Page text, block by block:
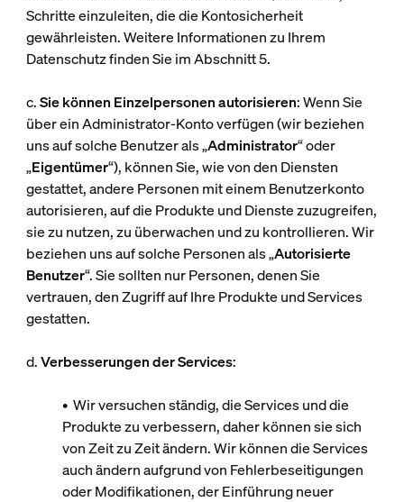
Schritte einzuleiten, die die Kontosicherheit
gewährleisten. Weitere Informationen zu Ihrem
Datenschutz finden Sie im Abschnitt 5.
c.Sie können Einzelpersonen autorisieren: Wenn Sie
über ein Administrator-Konto verfügen (wir beziehen
uns auf solche Benutzer als „Administrator“ oder
„Eigentümer“), können Sie, wie von den Diensten
gestattet, andere Personen mit einem Benutzerkonto
autorisieren, auf die Produkte und Dienste zuzugreifen,
sie zu nutzen, zu überwachen und zu kontrollieren. Wir
beziehen uns auf solche Personen als „Autorisierte
Benutzer“. Sie sollten nur Personen, denen Sie
vertrauen, den Zugriff auf Ihre Produkte und Services
gestatten.
d.Verbesserungen der Services:
• Wir versuchen ständig, die Services und die
Produkte zu verbessern, daher können sie sich
von Zeit zu Zeit ändern. Wir können die Services
auch ändern aufgrund von Fehlerbeseitigungen
oder Modifikationen, der Einführung neuer